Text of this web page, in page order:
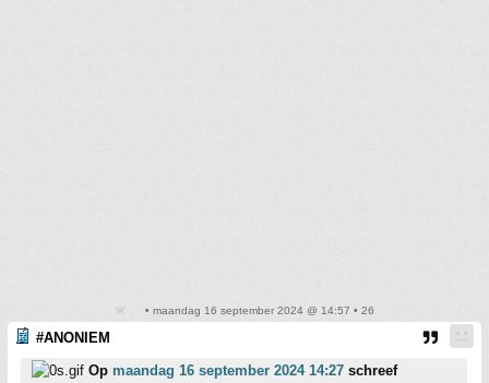
• maandag 16 september 2024 @ 14:57 • 26
#ANONIEM
Op maandag 16 september 2024 14:27 schreef